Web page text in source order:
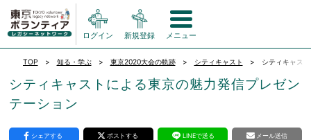
ログイン 新規登録 メニュー
TOP 知る・学ぶ 東京2020大会の軌跡 シティキャスト シティキャス
シティキャストによる東京の魅力発信プレゼン
テーション
シェアする ポストする LINEで送る メール送信